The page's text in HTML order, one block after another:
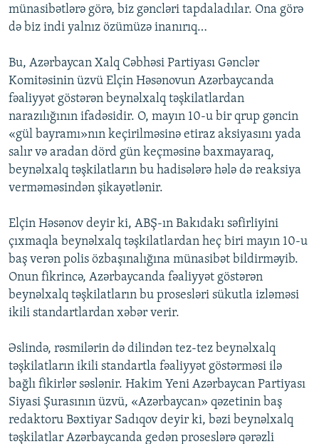
münasibətlərə görə, biz gəncləri tapdaladılar. Ona görə
də biz indi yalnız özümüzə inanırıq…
Bu, Azərbaycan Xalq Cəbhəsi Partiyası Gənclər
Komitəsinin üzvü Elçin Həsənovun Azərbaycanda
fəaliyyət göstərən beynəlxalq təşkilatlardan
narazılığının ifadəsidir. O, mayın 10-u bir qrup gəncin
«gül bayramı»nın keçirilməsinə etiraz aksiyasını yada
salır və aradan dörd gün keçməsinə baxmayaraq,
beynəlxalq təşkilatların bu hadisələrə hələ də reaksiya
verməməsindən şikayətlənir.
Elçin Həsənov deyir ki, ABŞ-ın Bakıdakı səfirliyini
çıxmaqla beynəlxalq təşkilatlardan heç biri mayın 10-u
baş verən polis özbaşınalığına münasibət bildirməyib.
Onun fikrincə, Azərbaycanda fəaliyyət göstərən
beynəlxalq təşkilatların bu prosesləri sükutla izləməsi
ikili standartlardan xəbər verir.
Əslində, rəsmilərin də dilindən tez-tez beynəlxalq
təşkilatların ikili standartla fəaliyyət göstərməsi ilə
bağlı fikirlər səslənir. Hakim Yeni Azərbaycan Partiyası
Siyasi Şurasının üzvü, «Azərbaycan» qəzetinin baş
redaktoru Bəxtiyar Sadıqov deyir ki, bəzi beynəlxalq
təşkilatlar Azərbaycanda gedən proseslərə qərəzli